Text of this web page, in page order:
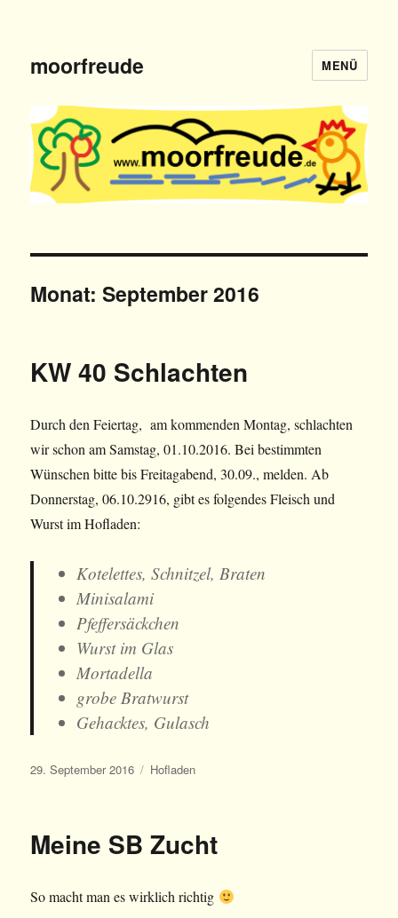
moorfreude MENÜ
Monat: September 2016
KW 40 Schlachten
Durch den Feiertag, am kommenden Montag, schlachten
wir schon am Samstag, 01.10.2016. Bei bestimmten
Wünschen bitte bis Freitagabend, 30.09., melden. Ab
Donnerstag, 06.10.2916, gibt es folgendes Fleisch und
Wurst im Hofladen:
Kotelettes, Schnitzel, Braten
Minisalami
Pfeffersäckchen
Wurst im Glas
Mortadella
grobe Bratwurst
Gehacktes, Gulasch
Veröffentlicht
29. September 2016 Kategorien
Hofladen
Meine SB Zucht
So macht man es wirklich richtig